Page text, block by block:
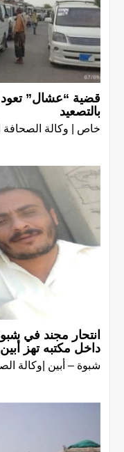
قضية “عشال” تعود
بالتصعيد
خاص | وكالة الصحافة
انتحار مجند في
داخل مكتبه تهز أبين
شبوة – أبين |وكالة